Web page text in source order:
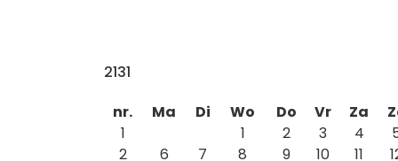
2131
nr.
Ma Di Wo Do Vr Za
1
1 2 3 4
2
6 7 8 9 10 11